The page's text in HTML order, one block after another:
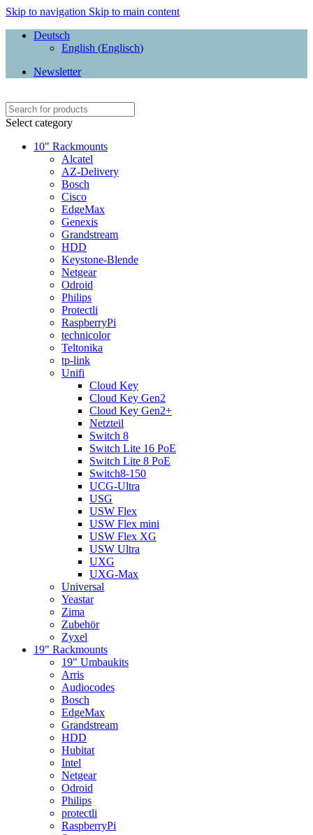
Skip to navigation Skip to main content
Deutsch
English (Englisch)
Newsletter
Select category
10" Rackmounts
Alcatel
AZ-Delivery
Bosch
Cisco
EdgeMax
Genexis
Grandstream
HDD
Keystone-Blende
Netgear
Odroid
Philips
Protectli
RaspberryPi
technicolor
Teltonika
tp-link
Unifi
Cloud Key
Cloud Key Gen2
Cloud Key Gen2+
Netzteil
Switch 8
Switch Lite 16 PoE
Switch Lite 8 PoE
Switch8-150
UCG-Ultra
USG
USW Flex
USW Flex mini
USW Flex XG
USW Ultra
UXG
UXG-Max
Universal
Yeastar
Zima
Zubehör
Zyxel
19" Rackmounts
19" Umbaukits
Arris
Audiocodes
Bosch
EdgeMax
Grandstream
HDD
Hubitat
Intel
Netgear
Odroid
Philips
protectli
RaspberryPi